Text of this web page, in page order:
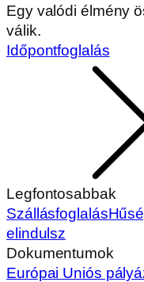
Egy valódi élmény
válik.
Időpontfoglalás
Legfontosabbak
Szállásfoglalás
elindulsz
Dokumentumok
Európai Uniós